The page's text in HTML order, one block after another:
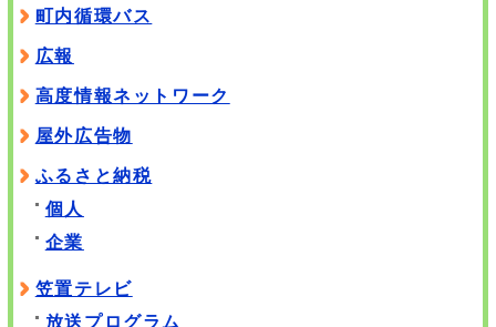
町内循環バス
広報
高度情報ネットワーク
屋外広告物
ふるさと納税
個人
企業
笠置テレビ
放送プログラム